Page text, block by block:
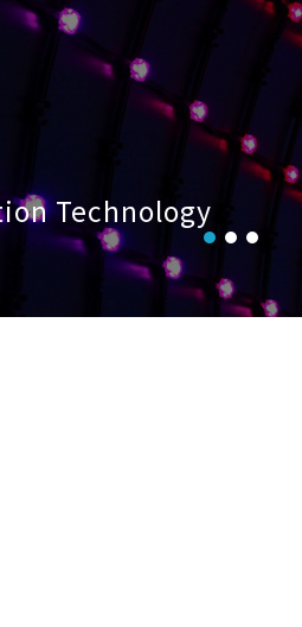
Technology